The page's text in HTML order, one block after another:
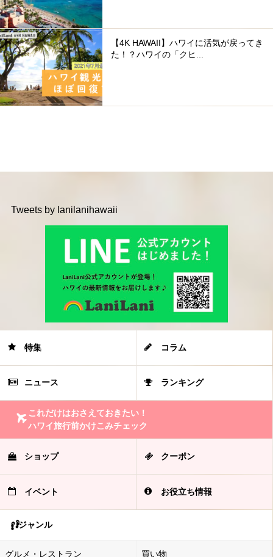
【4K HAWAII】ハワイに活気が戻ってき
た！？ハワイの「クヒ...
Tweets by lanilanihawaii
特集 コラム
ニュース ランキング
これだけはおさえておきたい！
ハワイ旅行前かけこみチェック
ショップ クーポン
イベント お役立ち情報
ジャンル
グルメ・レストラン 買い物